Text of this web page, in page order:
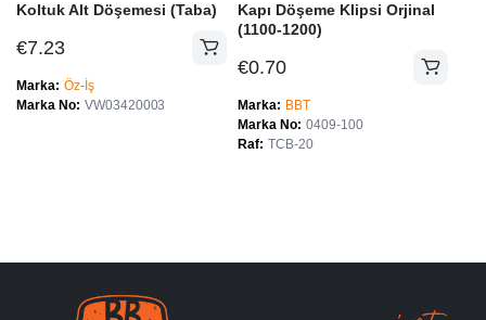
Koltuk Alt Döşemesi (Taba)
€7.23
Marka Öz-İş
Marka No VW03420003
Kapı Döşeme Klipsi Orjinal
(1100-1200)
€0.70
Marka
BBT
Marka No 0409-100
Raf TCB-20